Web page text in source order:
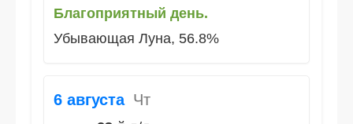
Благоприятный день.
Убывающая Луна, 56.8%
6 августа Чт